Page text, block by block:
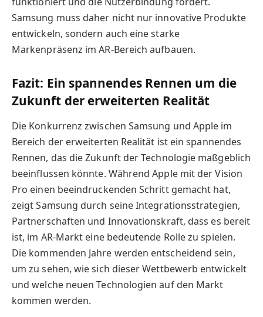
Samsung muss daher nicht nur innovative Produkte
entwickeln, sondern auch eine starke
Markenpräsenz im AR-Bereich aufbauen.
Fazit: Ein spannendes Rennen um die
Zukunft der erweiterten Realität
Die Konkurrenz zwischen Samsung und Apple im
Bereich der erweiterten Realität ist ein spannendes
Rennen, das die Zukunft der Technologie maßgeblich
beeinflussen könnte. Während Apple mit der Vision
Pro einen beeindruckenden Schritt gemacht hat,
zeigt Samsung durch seine Integrationsstrategien,
Partnerschaften und Innovationskraft, dass es bereit
ist, im AR-Markt eine bedeutende Rolle zu spielen.
Die kommenden Jahre werden entscheidend sein,
um zu sehen, wie sich dieser Wettbewerb entwickelt
und welche neuen Technologien auf den Markt
kommen werden.